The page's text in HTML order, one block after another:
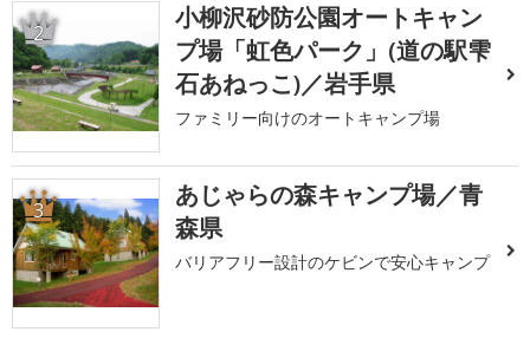
2
小柳沢砂防公園オートキャン
プ場「虹色パーク」(道の駅雫
石あねっこ)／岩手県
ファミリー向けのオートキャンプ場
3
あじゃらの森キャンプ場／青
森県
バリアフリー設計のケビンで安心キャンプ